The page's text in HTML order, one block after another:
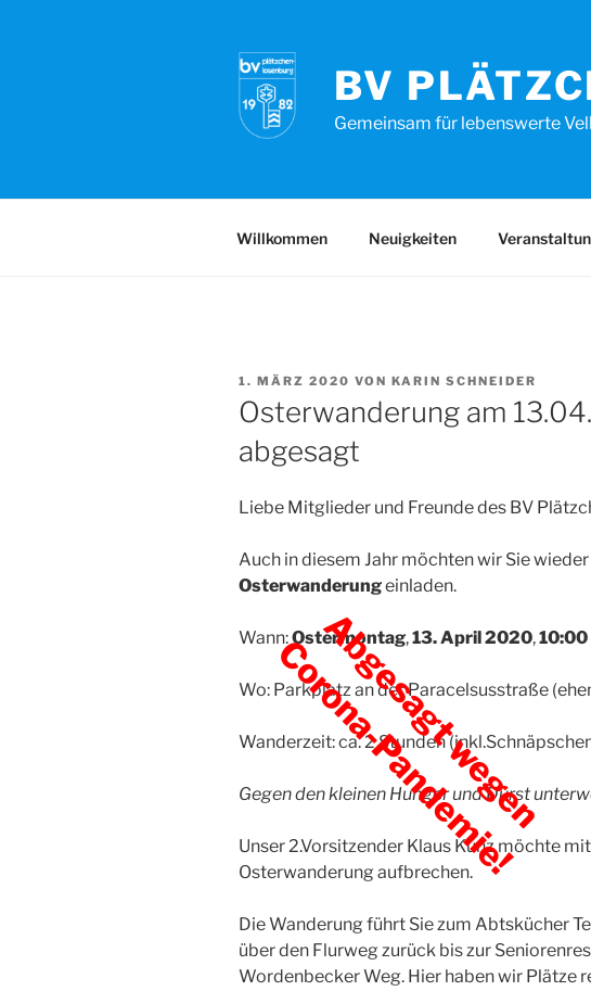
BV
Gemeinsam für lebenswerte
Willkommen Neuigkeiten
VERÖFFENTLICHT
AM
1. MÄRZ 2020 VON KARIN SCHNEIDER
Osterwanderung am
abgesagt
Liebe Mitglieder und Freunde des BV
Auch in diesem Jahr möchten wir Sie
Osterwanderungeinladen.
Abgesagt wegen
Corona-Pandemie!
Wann:Ostermontag,13. April 2020,10:00
Wo: Parkplatz an der Paracelsusstraße
Wanderzeit: ca. 2 Stunden
Gegen den kleinen Hunger und Durst
Unser 2.Vorsitzender Klaus Kunz möchte
Osterwanderung aufbrechen.
Die Wanderung führt Sie zum Abtskücher
über den Flurweg zurück bis zur
Wordenbecker Weg. Hier haben wir Plätze